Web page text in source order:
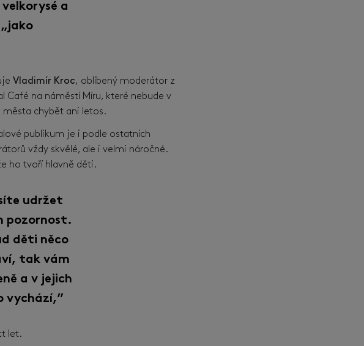
a
Vladimír Kroc, oblíbený moderátor z
Café na náměstí Míru, které nebude v
města chybět ani letos.
publikum je i podle ostatních
vždy skvělé, ale i velmi náročné.
ho tvoří hlavně děti.
udržet
pozornost.
děti něco
tak vám
a v jejich
vychází,”
let.